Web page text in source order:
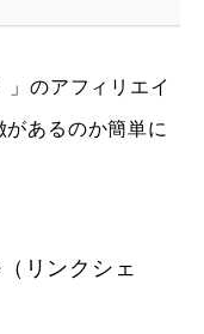
のアフィリエイ
があるのか簡単に
リンクシェ